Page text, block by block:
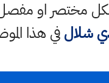
بشكل مختصر او
شلالفي هذا